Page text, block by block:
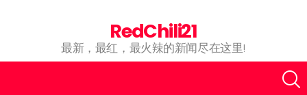
RedChili21
最新，最红，最火辣的新闻尽在这里!